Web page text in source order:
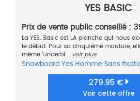
YES BASIC
Prix de vente public conseillé :
La YES. Basic est LA planche qui nous
le début. Pour sa cinquième mouture,
même 'underbi... voir plus
SnowboardYes Homme Sans
279.95 €
Voir cette offre